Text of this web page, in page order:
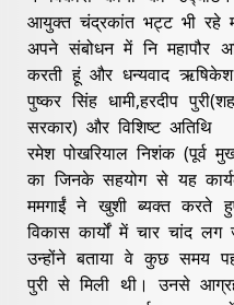
आयुक्त चंद्रकांत भट्ट भी रहे
अपने संबोधन में नि महापौर
करती हूं और धन्यवाद
पुष्कर सिंह धामी,हरदीप
सरकार) और विशिष्ट अतिथि
रमेश पोखरियाल निशंक (पूर्व
का जिनके सहयोग से यह
ममगाईं ने खुशी ब्यक्त करते
विकास कार्यों में चार चांद लग
उन्होंने बताया वे कुछ समय
पुरी से मिली थी। उनसे